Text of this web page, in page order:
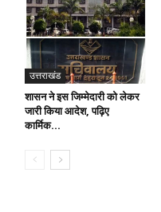
उत्तराखंड
शासन ने इस जिम्मेदारी को लेकर
जारी किया आदेश, पढ़िए
कार्मिक...